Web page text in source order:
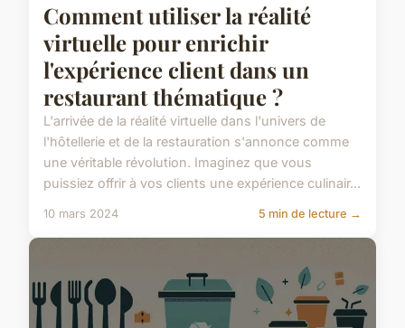
Comment utiliser la réalité
virtuelle pour enrichir
l'expérience client dans un
restaurant thématique ?
L'arrivée de la réalité virtuelle dans l'univers de
l'hôtellerie et de la restauration s'annonce comme
une véritable révolution. Imaginez que vous
puissiez offrir à vos clients une expérience culinair...
10 mars 2024 5 min de lecture →